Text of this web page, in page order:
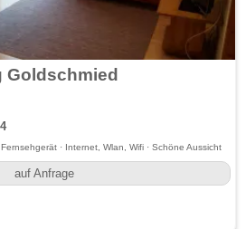
Goldschmied
4
· Internet, Wlan, Wifi · Schöne Aussicht
auf Anfrage